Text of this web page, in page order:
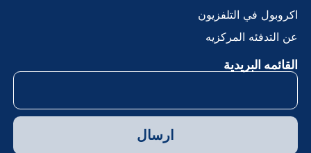
في التلفزيون
التدفئه المركزيه
البريدية
ارسال